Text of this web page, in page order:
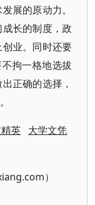
展的原动力。
长的制度，政
业。同时还要
拘一格地选拔
正确的选择，
英 大学文凭
）